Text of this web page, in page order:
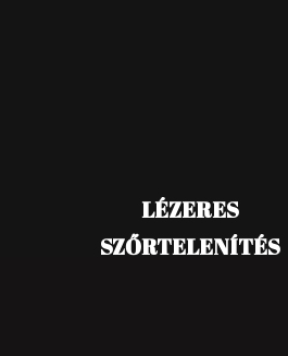
LÉZERES
SZŐRTELENÍTÉS